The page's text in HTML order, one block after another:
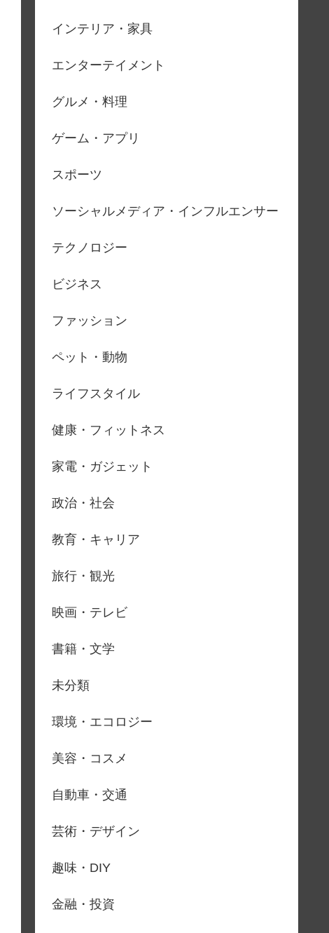
インテリア・家具
エンターテイメント
グルメ・料理
ゲーム・アプリ
スポーツ
ソーシャルメディア・インフルエンサー
テクノロジー
ビジネス
ファッション
ペット・動物
ライフスタイル
健康・フィットネス
家電・ガジェット
政治・社会
教育・キャリア
旅行・観光
映画・テレビ
書籍・文学
未分類
環境・エコロジー
美容・コスメ
自動車・交通
芸術・デザイン
趣味・DIY
金融・投資